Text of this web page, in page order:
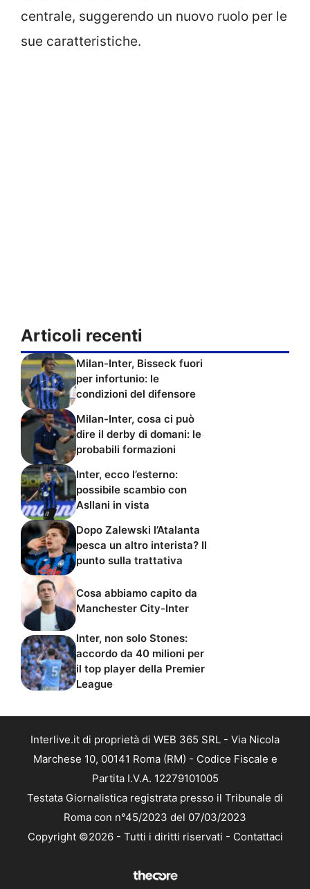
centrale, suggerendo un nuovo ruolo per le
sue caratteristiche.
Articoli recenti
Milan-Inter, Bisseck fuori
per infortunio: le
condizioni del difensore
Milan-Inter, cosa ci può
dire il derby di domani: le
probabili formazioni
Inter, ecco l’esterno:
possibile scambio con
Asllani in vista
Dopo Zalewski l’Atalanta
pesca un altro interista? Il
punto sulla trattativa
Cosa abbiamo capito da
Manchester City-Inter
Inter, non solo Stones:
accordo da 40 milioni per
il top player della Premier
League
Interlive.it di proprietà di WEB 365 SRL - Via Nicola
Marchese 10, 00141 Roma (RM) - Codice Fiscale e
Partita I.V.A. 12279101005
Testata Giornalistica registrata presso il Tribunale di
Roma con n°45/2023 del 07/03/2023
Copyright ©2026 - Tutti i diritti riservati - Contattaci